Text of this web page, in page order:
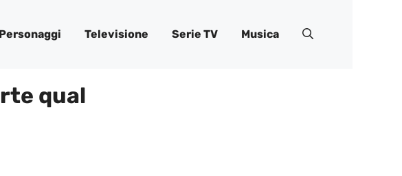
Personaggi Televisione Serie TV Musica
qual